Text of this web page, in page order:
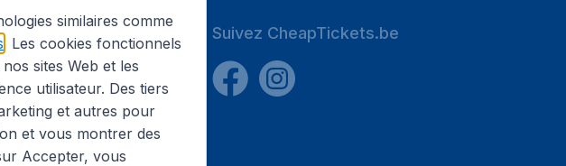
Suivez CheapTickets.be
similaires comme
. Les cookies fonctionnels
sites Web et les
utilisateur. Des tiers
et autres pour
et vous montrer des
Accepter, vous